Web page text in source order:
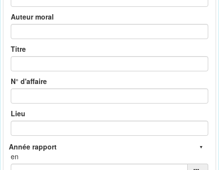
Auteur moral
Titre
N° d'affaire
Lieu
en